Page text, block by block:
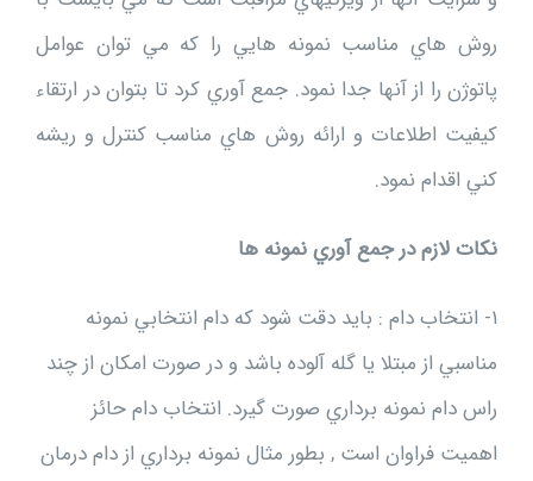
روش هاي مناسب نمونه هايي را كه مي توان عوامل
پاتوژن را از آنها جدا نمود. جمع آوري كرد تا بتوان در ارتقاء
كيفيت اطلاعات و ارائه روش هاي مناسب كنترل و ريشه
كني اقدام نمود.
نكات لازم در جمع آوري نمونه ها
۱- انتخاب دام : بايد دقت شود كه دام انتخابي نمونه
مناسبي از مبتلا يا گله آلوده باشد و در صورت امكان از چند
راس دام نمونه برداري صورت گيرد. انتخاب دام حائز
اهميت فراوان است , بطور مثال نمونه برداري از دام درمان